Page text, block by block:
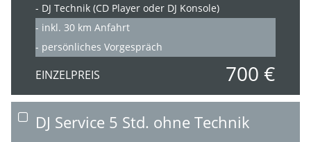
- DJ Technik (CD Player oder DJ Konsole)
- inkl. 30 km Anfahrt
- persönliches Vorgespräch
EINZELPREIS 700 €
DJ Service 5 Std. ohne Technik